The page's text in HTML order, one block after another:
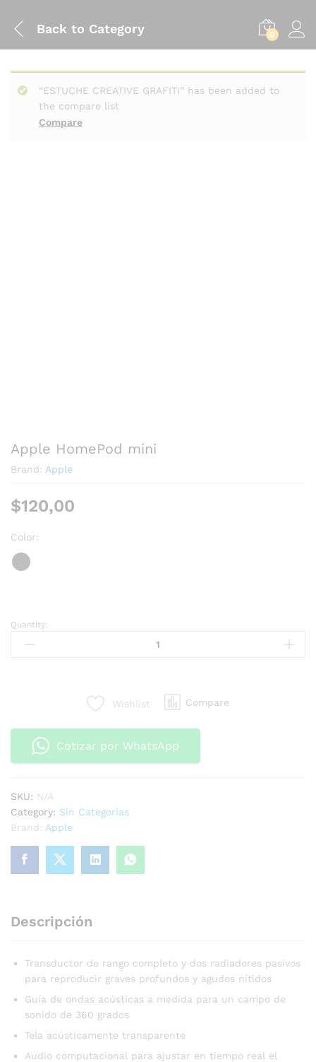
Back to Category 0
Compare
“ESTUCHE CREATIVE GRAFITI” has been added to
the compare list
Apple HomePod mini
Brand: Apple
$120,00
Color:
Quantity:
Wishlist Compare
Cotizar por WhatsApp
SKU: N/A
Category: Sin Categorías
Brand: Apple
Descripción
Transductor de rango completo y dos radiadores pasivos
para reproducir graves profundos y agudos nítidos
Guía de ondas acústicas a medida para un campo de
sonido de 360 grados
Tela acústicamente transparente
Audio computacional para ajustar en tiempo real el